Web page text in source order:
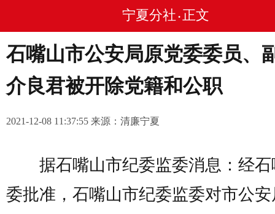
宁夏分社 • 正文
石嘴山市公安局原党委委员、
介良君被开除党籍和公职
2021-12-08 11:37:55 来源：清廉宁夏
据石嘴山市纪委监委消息：经石
委批准，石嘴山市纪委监委对市公